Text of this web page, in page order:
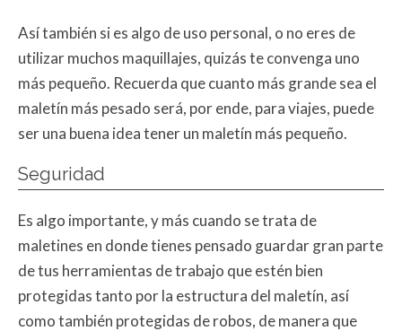
Así también si es algo de uso personal, o no eres de
utilizar muchos maquillajes, quizás te convenga uno
más pequeño. Recuerda que cuanto más grande sea el
maletín más pesado será, por ende, para viajes, puede
ser una buena idea tener un maletín más pequeño.
Seguridad
Es algo importante, y más cuando se trata de
maletines en donde tienes pensado guardar gran parte
de tus herramientas de trabajo que estén bien
protegidas tanto por la estructura del maletín, así
como también protegidas de robos, de manera que